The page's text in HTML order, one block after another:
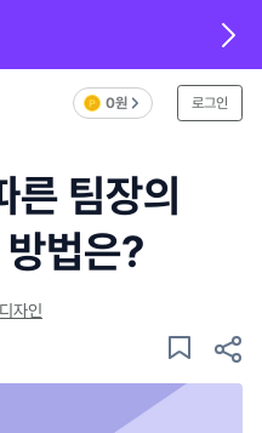
0원 로그인
른 팀장의
법은?
자인